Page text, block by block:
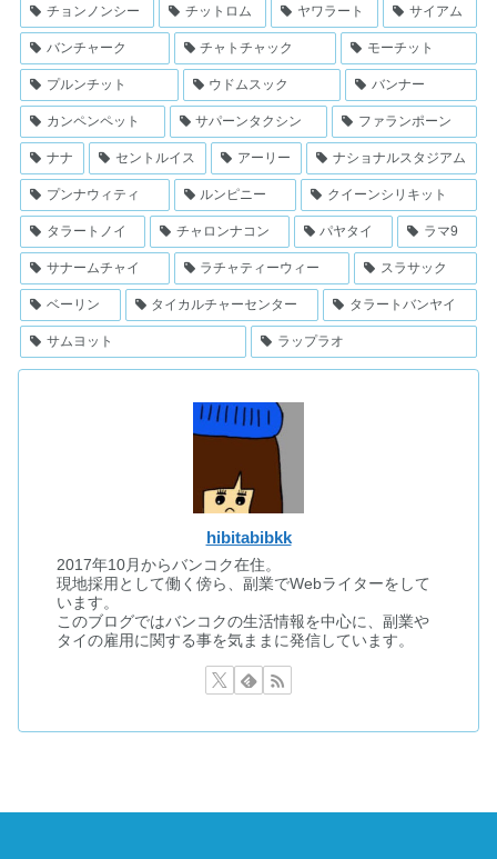
チョンノンシー チットロム ヤワラート サイアム
バンチャーク チャトチャック モーチット
プルンチット ウドムスック バンナー
カンペンペット サパーンタクシン ファランポーン
ナナ セントルイス アーリー ナショナルスタジアム
プンナウィティ ルンピニー クイーンシリキット
タラートノイ チャロンナコン パヤタイ ラマ9
サナームチャイ ラチャティーウィー スラサック
ベーリン タイカルチャーセンター タラートバンヤイ
サムヨット ラップラオ
hibitabibkk
2017年10月からバンコク在住。
現地採用として働く傍ら、副業でWebライターをして
います。
このブログではバンコクの生活情報を中心に、副業や
タイの雇用に関する事を気ままに発信しています。